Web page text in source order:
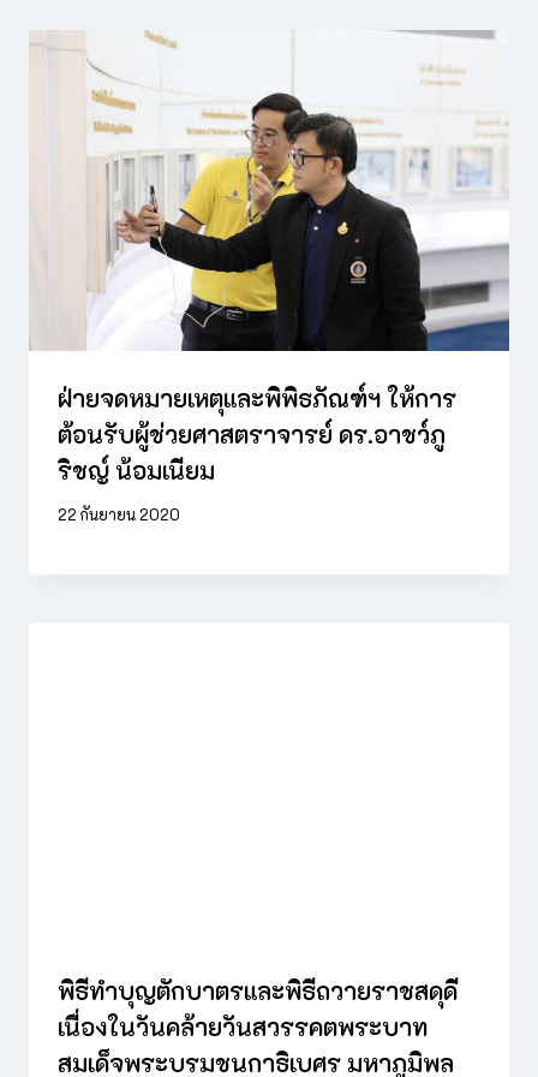
ฝ่ายจดหมายเหตุและพิพิธภัณฑ์ฯ ให้การ
ต้อนรับผู้ช่วยศาสตราจารย์ ดร.อาชว์ภู
ริชญ์ น้อมเนียม
22 กันยายน 2020
พิธีทำบุญตักบาตรและพิธีถวายราชสดุดี
เนื่องในวันคล้ายวันสวรรคตพระบาท
สมเด็จพระบรมชนกาธิเบศร มหาภูมิพล